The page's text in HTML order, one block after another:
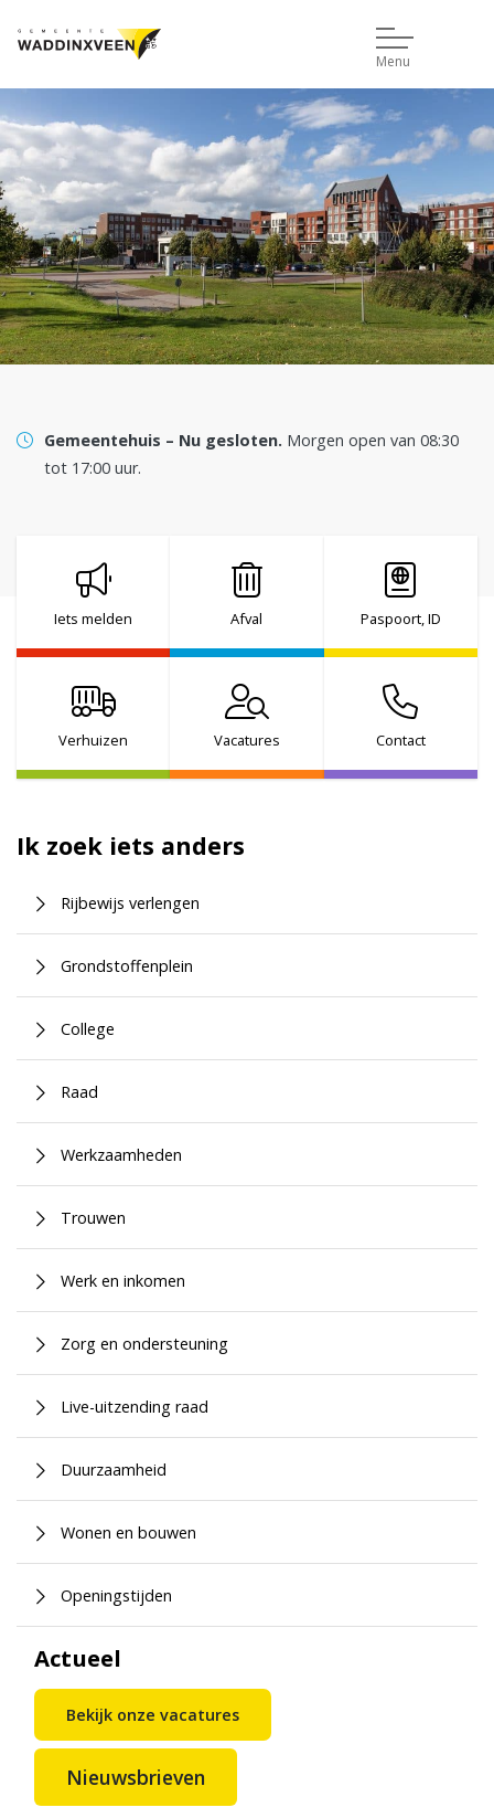
Gemeente WaddinxveenMenu
Gemeentehuis – Nu gesloten. Morgen open van 08:30
tot 17:00 uur.
Iets melden Afval Paspoort, ID
Verhuizen Vacatures Contact
Ik zoek iets anders
Rijbewijs verlengen
Grondstoffenplein
College
Raad
Werkzaamheden
Trouwen
Werk en inkomen
Zorg en ondersteuning
Live-uitzending raad
Duurzaamheid
Wonen en bouwen
Openingstijden
Actueel
Bekijk onze vacatures
Nieuwsbrieven